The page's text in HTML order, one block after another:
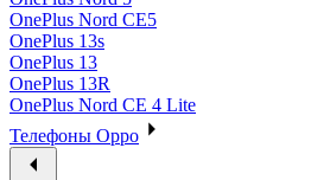
OnePlus Nord CE5
OnePlus 13s
OnePlus 13
OnePlus 13R
OnePlus Nord CE 4 Lite
Телефоны Oppo